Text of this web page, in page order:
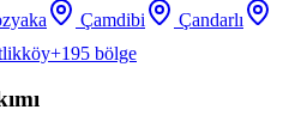
Çamdibi
Çandarlı
+195 bölge